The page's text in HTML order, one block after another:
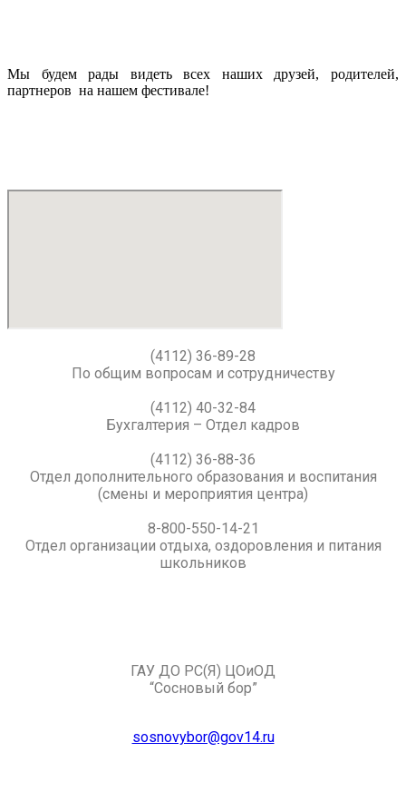
Мы будем рады видеть всех наших друзей, родителей,
партнеров на нашем фестивале!
(4112) 36-89-28
По общим вопросам и сотрудничеству
(4112) 40-32-84
Бухгалтерия – Отдел кадров
(4112) 36-88-36
Отдел дополнительного образования и воспитания
(смены и мероприятия центра)
8-800-550-14-21
Отдел организации отдыха, оздоровления и питания
школьников
ГАУ ДО РС(Я) ЦОиОД
“Сосновый бор”
sosnovybor@gov14.ru